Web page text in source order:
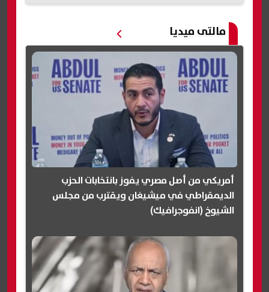
مالتى ميديا
أمريكي من أصل مصري يفوز بانتخابات الحزب
الديمقراطي في ميشيغان ويقترب من مجلس
الشيوخ (انفوجرافيك)